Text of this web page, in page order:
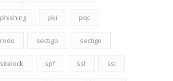
phishing pki pqc
rodo sectigo sectigo
sitelock spf ssl ssl